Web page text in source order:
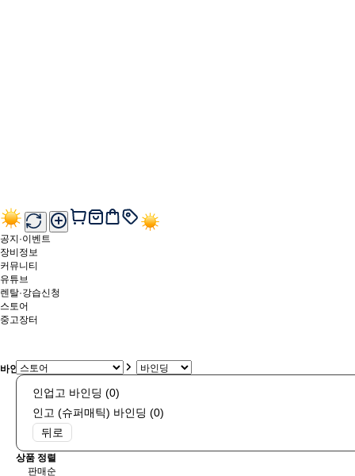
공지·이벤트
장비정보
커뮤니티
유튜브
렌탈·강습신청
스토어
중고장터
바인딩 상품리스트
인업고 바인딩 (0)
인고 (슈퍼매틱) 바인딩 (0)
뒤로
상품 정렬
판매순